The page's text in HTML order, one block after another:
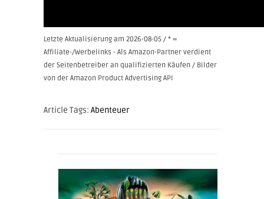
Letzte Aktualisierung am 2026-08-05 / * =
Affiliate-/Werbelinks - Als Amazon-Partner verdient
der Seitenbetreiber an qualifizierten Käufen / Bilder
von der Amazon Product Advertising API
Article Tags: Abenteuer